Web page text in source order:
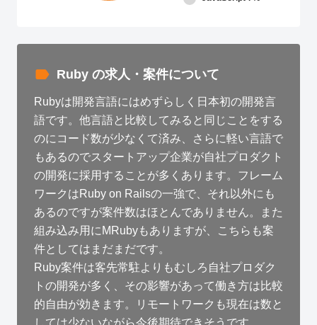
Ruby の求人・案件について
Rubyは開発言語にはめずらしく日本初の開発言
語です。他言語と比較してみると同じことをする
のにコード数が少なくて済み、さらに軽い言語で
もあるのでスタートアップ企業が自社プロダクト
の開発に採用することが多くあります。フレーム
ワークはRuby on Railsの一強で、それ以外にも
あるのですが案件数はほとんでありません。また
組み込み用にMRubyもありますが、こちらも案
件としてはまだまだです。
Ruby案件は客先常駐よりもむしろ自社プロダク
トの開発が多く、その影響があって働き方は比較
的自由が効きます。リモートワークも現在は数と
しては少ないながら今後期待できそうです。